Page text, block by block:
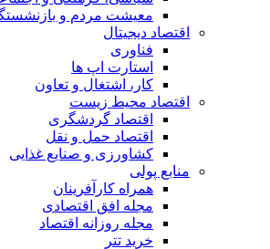
معیشت مردم و
اقتصاد دیجیتال
فناوری
استارت اپ ها
کار، اشتغال و تعاون
اقتصاد محیط زیست
اقتصاد گردشگری
اقتصاد حمل و نقل
کشاورزی و صنایع غذایی
منابع پولی
همراه کارآفرینان
مجله افق اقتصادی
مجله روزانه اقتصاد
خرید تتر